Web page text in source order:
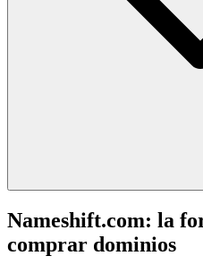
Nameshift.com: la
comprar dominios